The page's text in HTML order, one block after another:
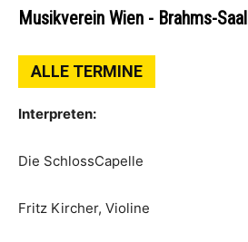
Musikverein Wien - Brahms-Saal
ALLE TERMINE
Interpreten:
Die SchlossCapelle
Fritz Kircher, Violine